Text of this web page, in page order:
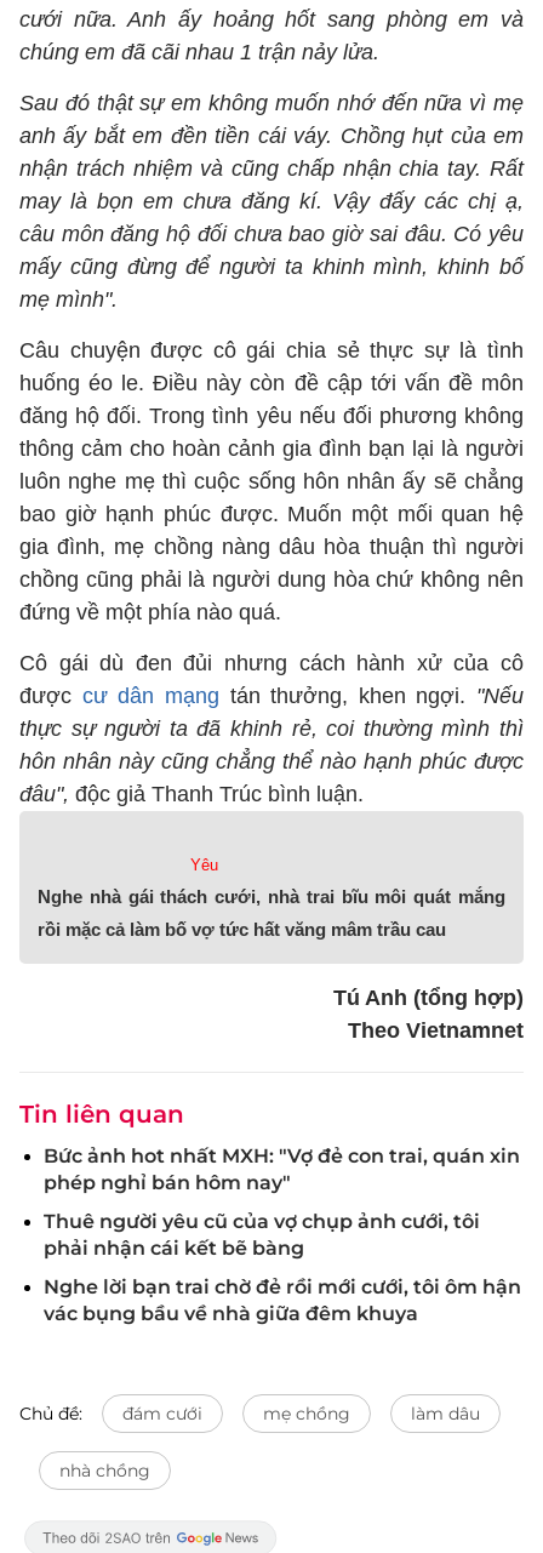
cưới nữa. Anh ấy hoảng hốt sang phòng em và
chúng em đã cãi nhau 1 trận nảy lửa.
Sau đó thật sự em không muốn nhớ đến nữa vì mẹ
anh ấy bắt em đền tiền cái váy. Chồng hụt của em
nhận trách nhiệm và cũng chấp nhận chia tay. Rất
may là bọn em chưa đăng kí. Vậy đấy các chị ạ,
câu môn đăng hộ đối chưa bao giờ sai đâu. Có yêu
mấy cũng đừng để người ta khinh mình, khinh bố
mẹ mình".
Câu chuyện được cô gái chia sẻ thực sự là tình
huống éo le. Điều này còn đề cập tới vấn đề môn
đăng hộ đối. Trong tình yêu nếu đối phương không
thông cảm cho hoàn cảnh gia đình bạn lại là người
luôn nghe mẹ thì cuộc sống hôn nhân ấy sẽ chẳng
bao giờ hạnh phúc được. Muốn một mối quan hệ
gia đình, mẹ chồng nàng dâu hòa thuận thì người
chồng cũng phải là người dung hòa chứ không nên
đứng về một phía nào quá.
Cô gái dù đen đủi nhưng cách hành xử của cô
được cư dân mạng tán thưởng, khen ngợi. "Nếu
thực sự người ta đã khinh rẻ, coi thường mình thì
hôn nhân này cũng chẳng thể nào hạnh phúc được
đâu", độc giả Thanh Trúc bình luận.
Yêu
Nghe nhà gái thách cưới, nhà trai bĩu môi quát mắng
rồi mặc cả làm bố vợ tức hất văng mâm trầu cau
Tú Anh (tổng hợp)
Theo Vietnamnet
Tin liên quan
Bức ảnh hot nhất MXH: "Vợ đẻ con trai, quán xin
phép nghỉ bán hôm nay"
Thuê người yêu cũ của vợ chụp ảnh cưới, tôi
phải nhận cái kết bẽ bàng
Nghe lời bạn trai chờ đẻ rồi mới cưới, tôi ôm hận
vác bụng bầu về nhà giữa đêm khuya
Chủ đề: đám cưới mẹ chồng làm dâu
nhà chồng